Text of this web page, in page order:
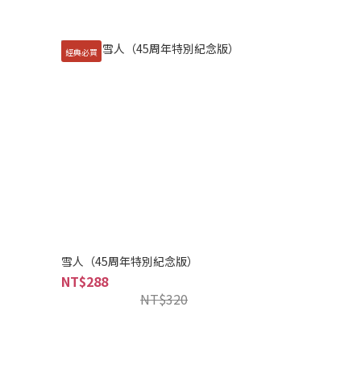
經典必買
雪人（45周年特別紀念版）
NT$288
NT$320